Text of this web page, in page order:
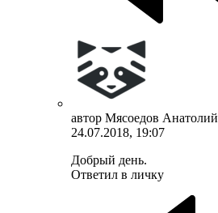
автор Мясоедов Анатолий
24.07.2018, 19:07
Добрый день.
Ответил в личку